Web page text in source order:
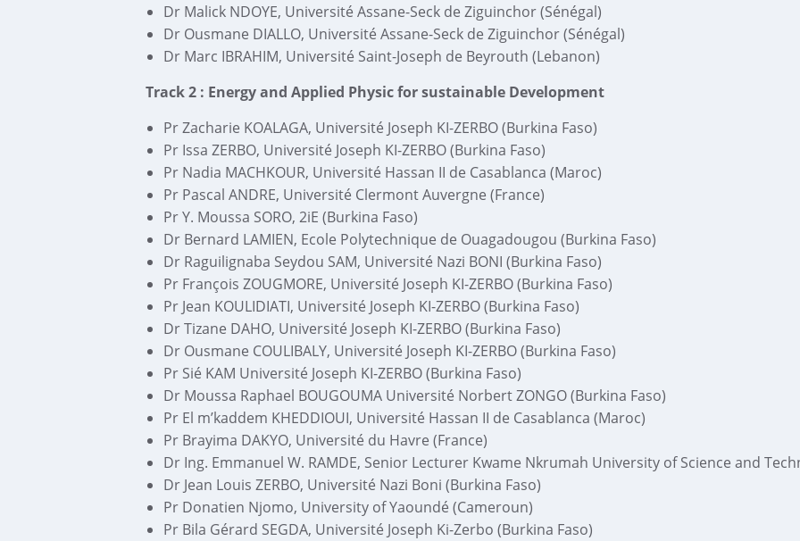
Dr Malick NDOYE, Université Assane-Seck de Ziguinchor (Sénégal)
Dr Ousmane DIALLO, Université Assane-Seck de Ziguinchor (Sénégal)
Dr Marc IBRAHIM, Université Saint-Joseph de Beyrouth (Lebanon)
Track 2 : Energy and Applied Physic for sustainable Development
Pr Zacharie KOALAGA, Université Joseph KI-ZERBO (Burkina Faso)
Pr Issa ZERBO, Université Joseph KI-ZERBO (Burkina Faso)
Pr Nadia MACHKOUR, Université Hassan II de Casablanca (Maroc)
Pr Pascal ANDRE, Université Clermont Auvergne (France)
Pr Y. Moussa SORO, 2iE (Burkina Faso)
Dr Bernard LAMIEN, Ecole Polytechnique de Ouagadougou (Burkina Faso)
Dr Raguilignaba Seydou SAM, Université Nazi BONI (Burkina Faso)
Pr François ZOUGMORE, Université Joseph KI-ZERBO (Burkina Faso)
Pr Jean KOULIDIATI, Université Joseph KI-ZERBO (Burkina Faso)
Dr Tizane DAHO, Université Joseph KI-ZERBO (Burkina Faso)
Dr Ousmane COULIBALY, Université Joseph KI-ZERBO (Burkina Faso)
Pr Sié KAM Université Joseph KI-ZERBO (Burkina Faso)
Dr Moussa Raphael BOUGOUMA Université Norbert ZONGO (Burkina Faso)
Pr El m’kaddem KHEDDIOUI, Université Hassan II de Casablanca (Maroc)
Pr Brayima DAKYO, Université du Havre (France)
Dr Ing. Emmanuel W. RAMDE, Senior Lecturer Kwame Nkrumah University of Science and
Dr Jean Louis ZERBO, Université Nazi Boni (Burkina Faso)
Pr Donatien Njomo, University of Yaoundé (Cameroun)
Pr Bila Gérard SEGDA, Université Joseph Ki-Zerbo (Burkina Faso)